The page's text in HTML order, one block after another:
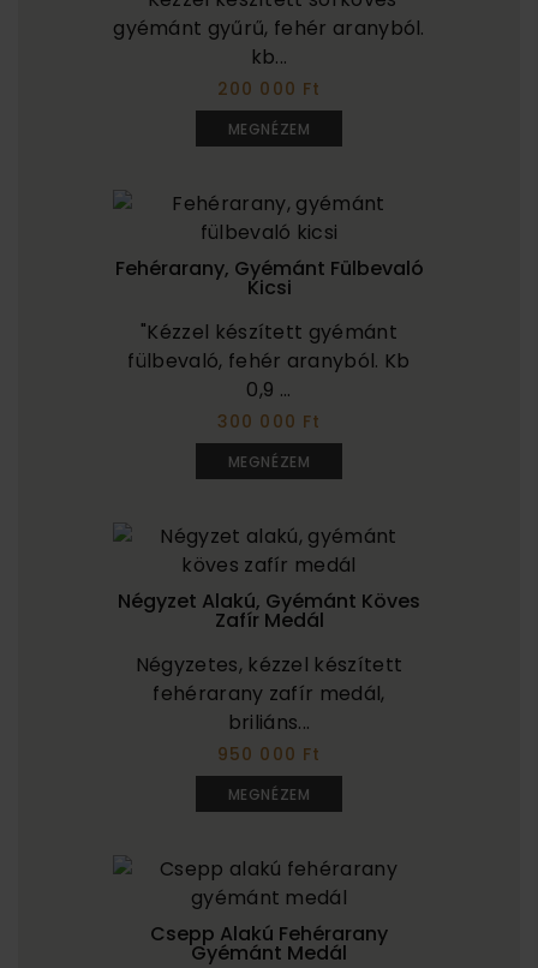
gyémánt gyűrű, fehér aranyból.
kb...
200 000 Ft
MEGNÉZEM
Fehérarany, Gyémánt Fülbevaló
Kicsi
"Kézzel készített gyémánt
fülbevaló, fehér aranyból. Kb
0,9 ...
300 000 Ft
MEGNÉZEM
Négyzet Alakú, Gyémánt Köves
Zafír Medál
Négyzetes, kézzel készített
fehérarany zafír medál,
briliáns...
950 000 Ft
MEGNÉZEM
Csepp Alakú Fehérarany
Gyémánt Medál